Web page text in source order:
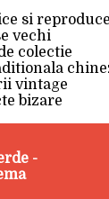
si
vechi
colectie
vintage
bizare
-